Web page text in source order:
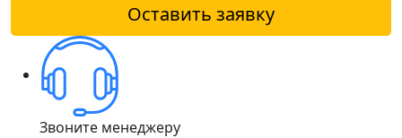
Оставить заявку
Звоните менеджеру